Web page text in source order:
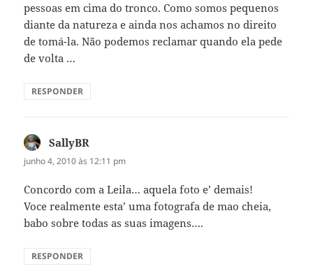
pessoas em cima do tronco. Como somos pequenos
diante da natureza e ainda nos achamos no direito
de tomá-la. Não podemos reclamar quando ela pede
de volta …
RESPONDER
SallyBR
junho 4, 2010 às 12:11 pm
Concordo com a Leila… aquela foto e’ demais!
Voce realmente esta’ uma fotografa de mao cheia,
babo sobre todas as suas imagens….
RESPONDER